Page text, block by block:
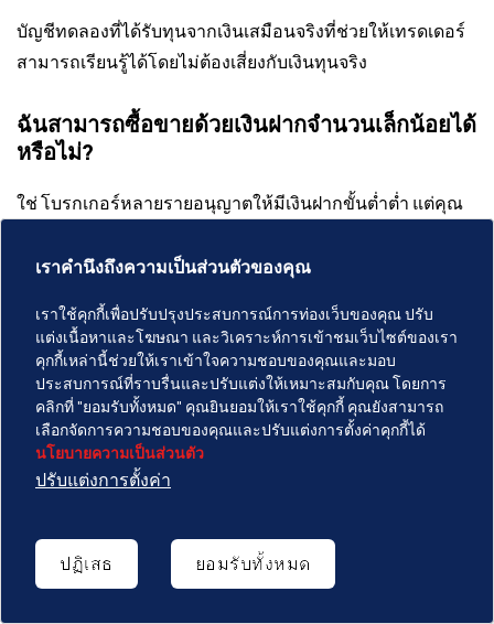
บัญชีทดลองที่ได้รับทุนจากเงินเสมือนจริงที่ช่วยให้เทรดเดอร์
สามารถเรียนรู้ได้โดยไม่ต้องเสี่ยงกับเงินทุนจริง
ฉันสามารถซื้อขายด้วยเงินฝากจำนวนเล็กน้อยได้
หรือไม่?
ใช่ โบรกเกอร์หลายรายอนุญาตให้มีเงินฝากขั้นต่ำต่ำ แต่คุณ
ปลอดภัย
ฉันควรตรวจสอบค่าใช้จ่ายอะไรบ้าง?
ดูที่:
การแพร่กระจาย
Commission
ค่าธรรมเนียมการแปลง
ค่าธรรมเนียมการไม่ใช้งาน
เราคำนึงถึงความเป็นส่วนตัวของคุณ
เราใช้คุกกี้เพื่อปรับปรุงประสบการณ์การท่องเว็บของคุณ ปรับ
แต่งเนื้อหาและโฆษณา และวิเคราะห์การเข้าชมเว็บไซต์ของเรา
คุกกี้เหล่านี้ช่วยให้เราเข้าใจความชอบของคุณและมอบ
ประสบการณ์ที่ราบรื่นและปรับแต่งให้เหมาะสมกับคุณ โดยการ
คลิกที่ "ยอมรับทั้งหมด" คุณยินยอมให้เราใช้คุกกี้ คุณยังสามารถ
เลือกจัดการความชอบของคุณและปรับแต่งการตั้งค่าคุกกี้ได้
นโยบายความเป็นส่วนตัว
ปรับแต่งการตั้งค่า
ปฏิเสธ ยอมรับทั้งหมด